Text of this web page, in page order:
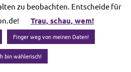
zu beobachten. Entscheide für
Trau, schau, wem!
Finger weg von meinen Daten!
bin wählerisch!